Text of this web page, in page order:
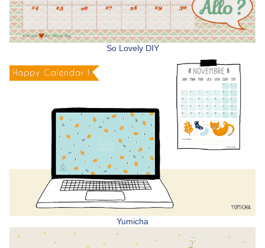
So Lovely DIY
Yumicha